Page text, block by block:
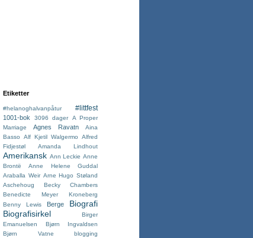
Etiketter
#helanoghalvanpåtur #littfest
1001-bok 3096 dager
A Proper
Marriage
Agnes Ravatn
Aina
Basso
Alf Kjetil Walgermo
Alfred
Fidjestøl
Amanda Lindhout
Amerikansk Ann Leckie Anne
Brontë
Anne Helene Guddal
Araballa Weir Arne Hugo Støland
Aschehoug
Becky Chambers
Benedicte Meyer Kroneberg
Benny Lewis
Berge
Biografi
Biografisirkel
Birger
Emanuelsen
Bjørn Ingvaldsen
Bjørn Vatne
blogging